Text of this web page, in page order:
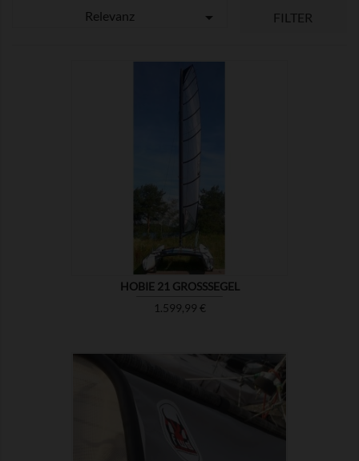
Relevanz  FILTER
HOBIE 21 GROSSSEGEL
Preis
1.599,99 €